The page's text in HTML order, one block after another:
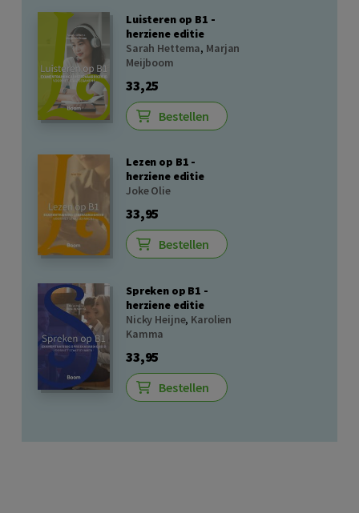
Luisteren op B1 -
herziene editie
Sarah Hettema, Marjan
Meijboom
33,25
Bestellen
Lezen op B1 -
herziene editie
Joke Olie
33,95
Bestellen
Spreken op B1 -
herziene editie
Nicky Heijne, Karolien
Kamma
33,95
Bestellen